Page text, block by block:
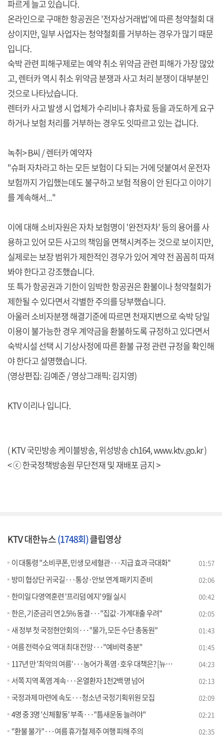
파르게 늘고 있습니다.
온라인으로 구매한 항공권은 '전자상거래법'에 따른 청약철회 대
상이지만, 일부 사업자는 청약철회를 거부하는 경우가 많기 때문
입니다.
숙박 관련 피해구제로는 예약 취소 위약금 관련 피해가 가장 많았
고, 렌터카 역시 취소 위약금 분쟁과 사고 처리 분쟁이 대부분인
것으로 나타났습니다.
렌터카 사고 발생 시 업체가 수리비나 휴차료 등을 과도하게 요구
하거나 보험 처리를 거부하는 경우도 잇따르고 있는 겁니다.
녹취> B씨 / 렌터카 예약자
"슈퍼 자차라고 하는 모든 보험이 다 되는 거에 덧붙여서 운전자
보험까지 가입했는데도 불구하고 보험 적용이 안 된다고 이야기
를 계속해서..."
이에 대해 소비자원은 자차 보험명이 '완전자차' 등의 용어를 사
용하고 있어 모든 사고의 책임을 면책시켜주는 것으로 보이지만,
실제로는 보장 범위가 제한적인 경우가 있어 계약 전 꼼꼼히 따져
봐야 한다고 강조했습니다.
또 특가 항공권과 기한이 임박한 항공권은 환불이나 청약철회가
제한될 수 있다면서 각별한 주의를 당부했습니다.
아울러 소비자분쟁 해결기준에 따르면 천재지변으로 숙박 당일
이용이 불가능한 경우 계약금을 환불하도록 규정하고 있다면서
숙박시설 선택 시 기상사정에 따른 환불 규정 관련 규정을 확인해
야 한다고 설명했습니다.
(영상편집: 김예준 / 영상그래픽: 김지영)
KTV 이리나 입니다.
( KTV 국민방송 케이블방송, 위성방송 ch164,www.ktv.go.kr)
< ⓒ 한국정책방송원 무단전재 및 재배포 금지 >
KTV 대한뉴스(1748회)클립영상
이 대통령 "소비쿠폰, 민생 모세혈관···지급 효과 극대화" 01:57
방미 협상단 귀국길···통상·안보 연계 패키지 준비 02:06
한미일 다영역훈련 '프리덤 에지' 9월 실시 00:42
한은, 기준금리 연 2.5% 동결···"집값·가계대출 우려" 02:05
새 정부 첫 국정현안회의···"물가, 모든 수단 총동원" 01:43
여름 전력수요 역대 최대 전망···"예비력 충분" 01:45
117년 만 '최악의 여름'···농어가 폭염·호우 대책은? [뉴스의 맥] 04:23
서쪽 지역 폭염 계속···온열환자 1천2백 명 넘어 02:13
국정과제 마련에 속도···청소년 국정기획위원 모집 02:09
4명 중 3명 '신체활동' 부족···"틈새운동 늘려야" 02:21
"환불 불가"···여름 휴가철 제주 여행 피해 주의 02:35